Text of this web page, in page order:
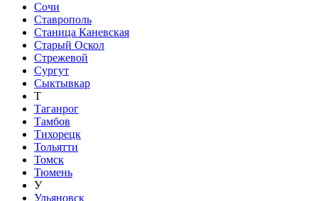
Сочи
Ставрополь
Станица Каневская
Старый Оскол
Стрежевой
Сургут
Сыктывкар
Т
Таганрог
Тамбов
Тихорецк
Тольятти
Томск
Тюмень
У
Ульяновск